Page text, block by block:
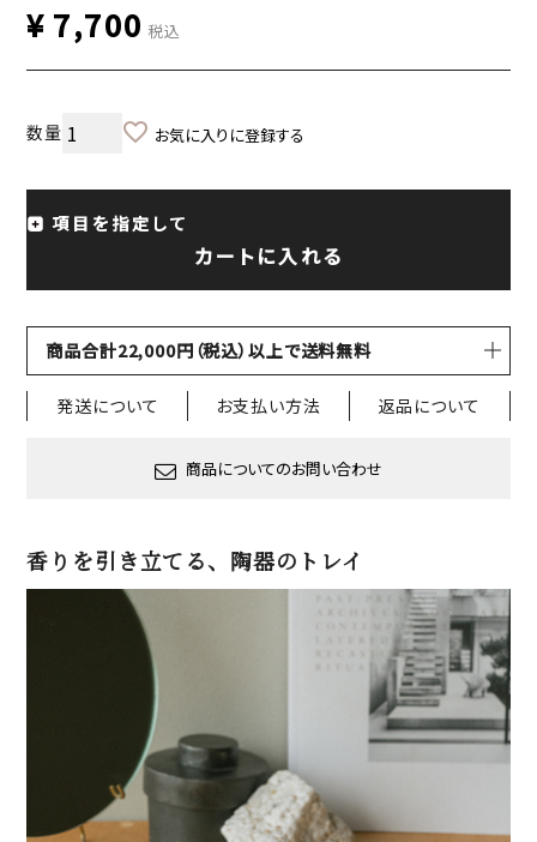
¥ 7,700 税込
お気に入りに登録する
項目を指定して
カートに入れる
商品合計22,000円（税込）以上で送料無料
発送について お支払い方法 返品について
商品についてのお問い合わせ
香りを引き立てる、陶器のトレイ